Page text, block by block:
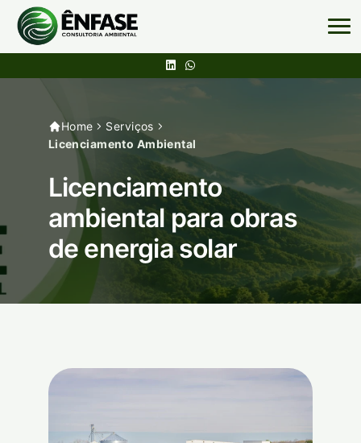
Home
Serviços
Licenciamento Ambiental
Licenciamento
ambiental para obras
de energia solar